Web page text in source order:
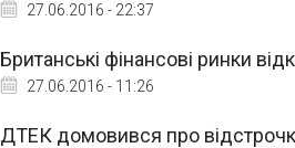
27.06.2016 - 22:37
Британські фінансові ринки
27.06.2016 - 11:26
ДТЕК домовився про